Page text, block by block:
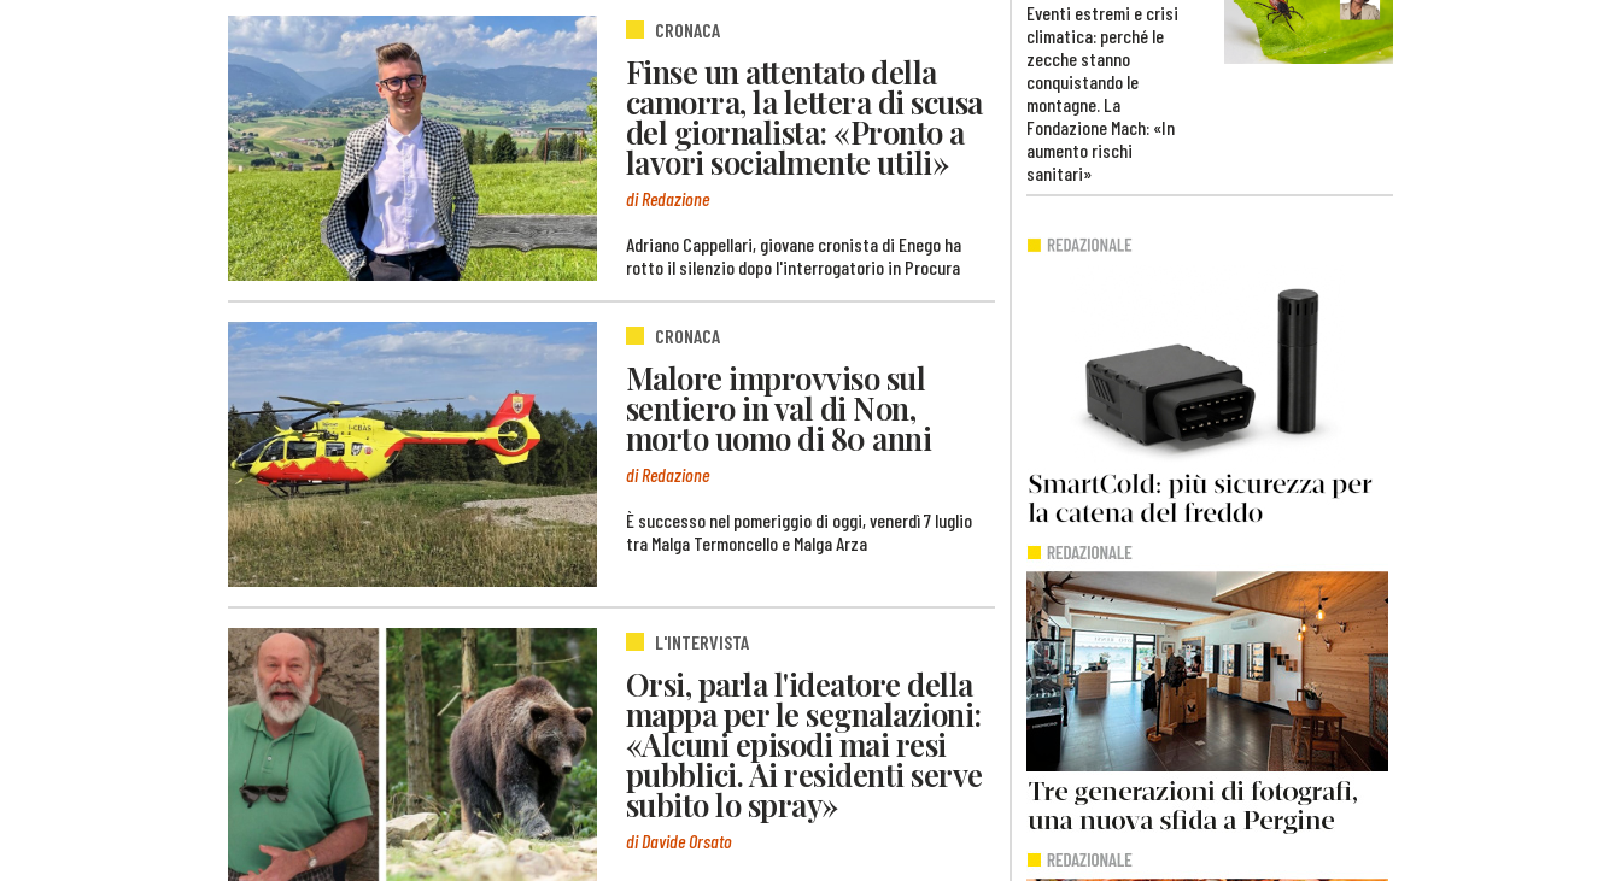
CRONACA
Finse un attentato della
camorra, la lettera di scusa
del giornalista: «Pronto a
lavori socialmente utili»
di Redazione
Adriano Cappellari, giovane cronista di Enego ha
rotto il silenzio dopo l'interrogatorio in Procura
CRONACA
Malore improvviso sul
sentiero in val di Non,
morto uomo di 80 anni
di Redazione
È successo nel pomeriggio di oggi, venerdì 7 luglio
tra Malga Termoncello e Malga Arza
L'INTERVISTA
Orsi, parla l'ideatore della
mappa per le segnalazioni:
«Alcuni episodi mai resi
pubblici. Ai residenti serve
subito lo spray»
di Davide Orsato
Eventi estremi e crisi
climatica: perché le
zecche stanno
conquistando le
montagne. La
Fondazione Mach: «In
aumento rischi
sanitari»